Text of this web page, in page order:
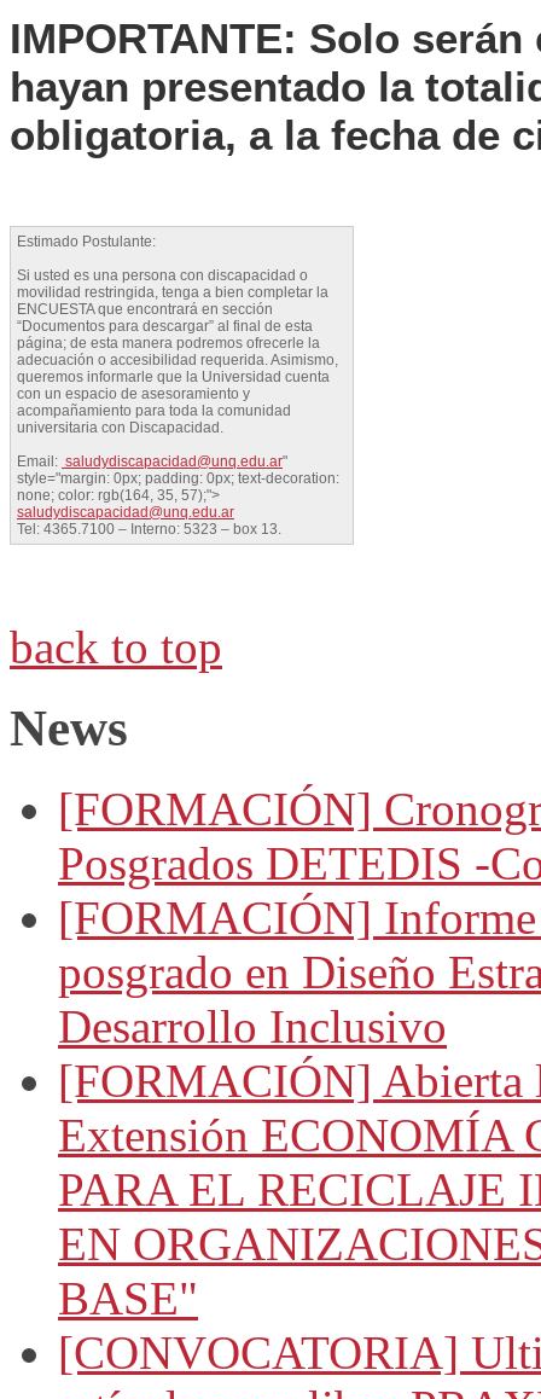
IMPORTANTE: Solo
hayan presentado la
obligatoria, a la fecha de
Estimado Postulante:
Si usted es una persona con discapacidad o
movilidad restringida, tenga a bien completar la
ENCUESTA que encontrará en sección
“Documentos para descargar” al final de esta
página; de esta manera podremos ofrecerle la
adecuación o accesibilidad requerida. Asimismo,
queremos informarle que la Universidad cuenta
con un espacio de asesoramiento y
acompañamiento para toda la comunidad
universitaria con Discapacidad.
Email: saludydiscapacidad@unq.edu.ar"
style="margin: 0px; padding: 0px; text-decoration:
none; color: rgb(164, 35, 57);">
saludydiscapacidad@unq.edu.ar
Tel: 4365.7100 – Interno: 5323 – box 13.
back to top
News
[FORMACIÓN]
Posgrados DETEDIS -
[FORMACIÓN] Informe
posgrado en Diseño
Desarrollo Inclusivo
[FORMACIÓN] Abierta
Extensión ECONOMÍA
PARA EL RECICLAJE
EN
BASE"
[CONVOCATORIA]